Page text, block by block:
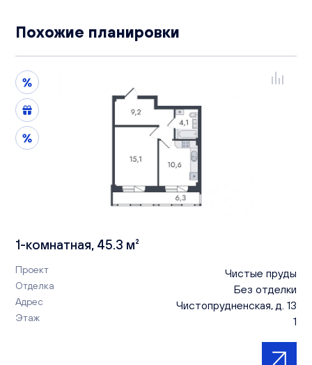
Похожие планировки
1-комнатная, 45.3 м²
Проект Чистые пруды
Отделка Без отделки
Адрес Чистопрудненская, д. 13
Этаж 1